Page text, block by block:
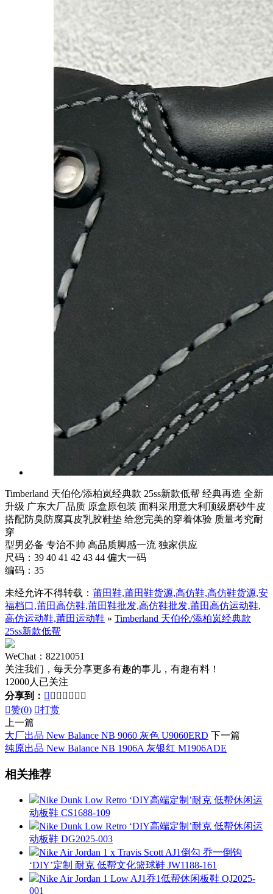
Timberland 天伯伦/添柏岚经典款 25ss新款低帮 经典再造 全新
升级 广东大厂品质 原盒原包装 面料采用意大利顶级磨砂牛皮
搭配防臭防腐真皮乳胶鞋垫 给您完美的穿着体验 质量考究耐
穿
型男必备 专治不帅 高品质脚感一流 独家供应
尺码：39 40 41 42 43 44 偏大一码
编码：35
未经允许不得转载： 莆田鞋,莆田鞋货源,高仿鞋,高仿鞋货源,安
福档口,莆田高仿鞋,莆田鞋批发,高仿鞋批发,莆田高仿运动鞋,
高仿运动鞋,莆田运动鞋 » Timberland 天伯伦/添柏岚经典款
25ss新款低帮
WeChat：82210051
关注我们，每天分享更多有趣的事儿，有趣有料！
12000人已关注
分享到：       
赞(0) 打赏
上一篇
大厂出品 New Balance NB 9060 灰色 U9060ERD 下一篇
纯原出品 New Balance NB 1906A 灰银红 M1906ADE
相关推荐
Nike Dunk Low Retro ‘DIY高端定制’耐克 低帮休闲运
动板鞋 CS1688-109
Nike Dunk Low Retro ‘DIY高端定制’耐克 低帮休闲运
动板鞋 DG2025-003
Nike Air Jordan 1 x Travis Scott AJ1倒勾 乔一倒钩
‘DIY’定制 耐克 低帮文化篮球鞋 JW1188-161
Nike Air Jordan 1 Low AJ1乔1低帮休闲板鞋 QJ2025-
001